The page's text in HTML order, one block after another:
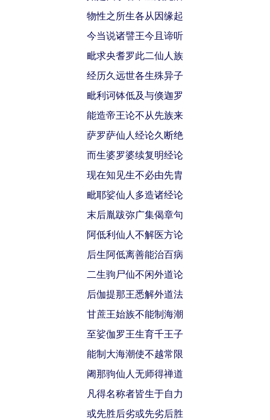
物性之所生各从因缘起
今当说诸譬王今且谛听
毗求央耆罗此二仙人族
经历久远世各生殊异子
毗利诃钵低及与倏迦罗
能造帝王论不从先族来
萨罗萨仙人经论久断绝
而生婆罗婆续复明经论
现在知见生不必由先胄
毗耶娑仙人多造诸经论
末后胤跋弥广集偈章句
阿低利仙人不解医方论
后生阿低离善能治百病
二生驹尸仙不闲外道论
后伽提那王悉解外道法
甘蔗王始族不能制海潮
至娑伽罗王生育千王子
能制大海潮使不越常限
阇那驹仙人无师得禅道
凡得名称者皆生于自力
或先胜后劣或先劣后胜